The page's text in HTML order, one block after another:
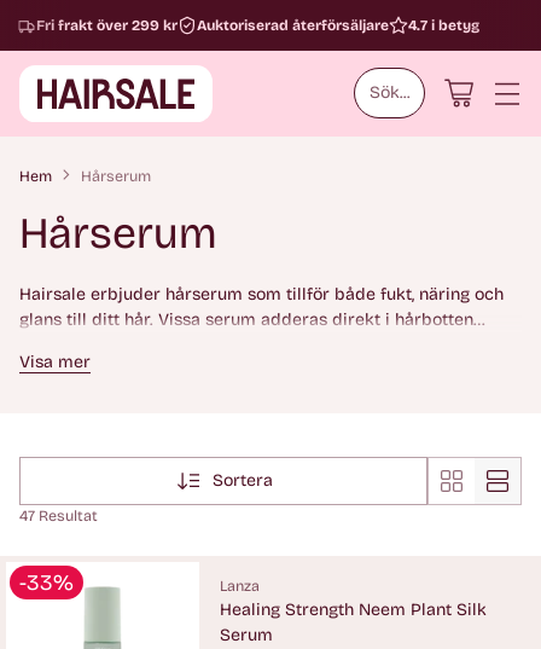
Sök...
Fri frakt över 299 kr Auktoriserad återförsäljare 4.7 i betyg
Hem Hårserum
Hårserum
Hairsale erbjuder hårserum som tillför både fukt, näring och
glans till ditt hår. Vissa serum adderas direkt i hårbotten
produkter för alla hårtyper från populära märken så som
Visa mer
Sortera
47 Resultat
-33% Lanza
Healing Strength Neem Plant Silk
Serum